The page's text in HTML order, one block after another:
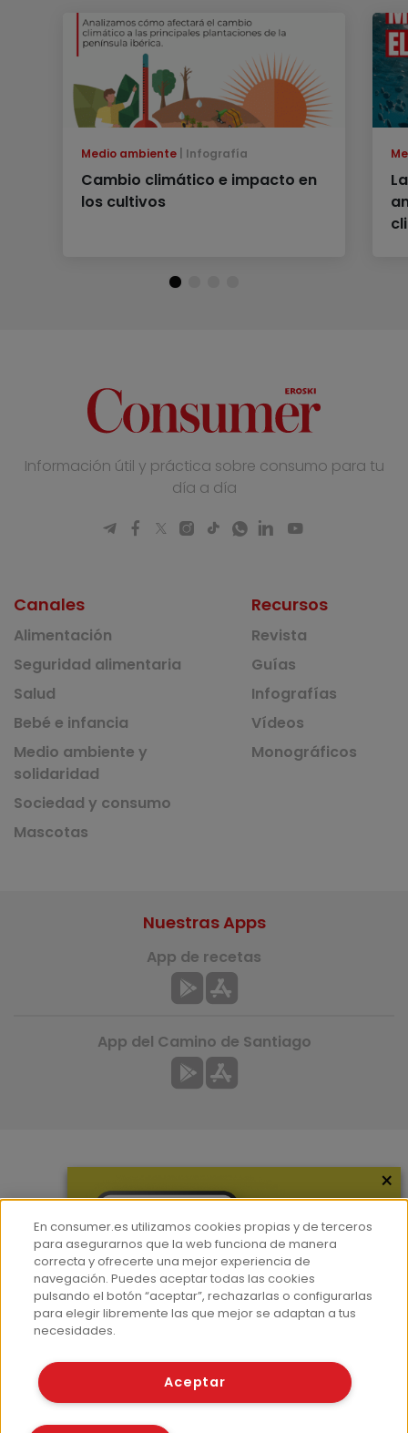
Medio ambiente Infografía
Cambio climático e impacto en
los cultivos
Información útil y práctica sobre consumo para tu
día a día
Canales
Alimentación
Seguridad alimentaria
Salud
Bebé e infancia
Medio ambiente y
solidaridad
Sociedad y consumo
Mascotas
Recursos
Revista
Guías
Infografías
Vídeos
Monográficos
Hemeroteca
Contacto
Prensa
Corpus Lingüístico Consumer
Nuestras Apps
App de recetas
App del Camino de Santiago
© Fundación EROSKI
Políticas de cookies
×
En consumer.es utilizamos cookies propias y de terceros
para asegurarnos que la web funciona de manera
correcta y ofrecerte una mejor experiencia de
navegación. Puedes aceptar todas las cookies
pulsando el botón “aceptar”, rechazarlas o configurarlas
para elegir libremente las que mejor se adaptan a tus
necesidades.
Aceptar